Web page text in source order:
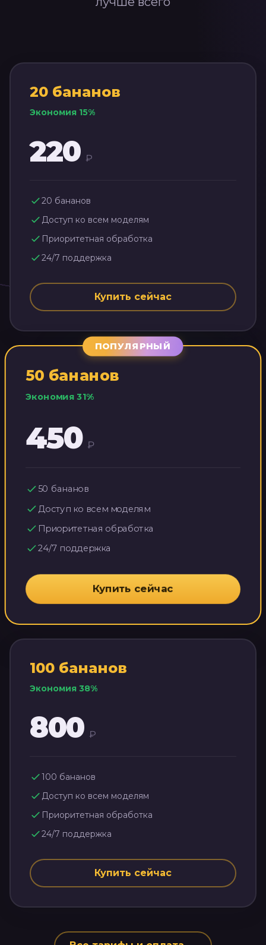
20 бананов
Экономия 15%
220 ₽
20 бананов
Доступ ко всем моделям
Приоритетная обработка
24/7 поддержка
Купить сейчас
ПОПУЛЯРНЫЙ
50 бананов
Экономия31%
450 ₽
50 бананов
Доступ ко всем моделям
Приоритетная обработка
24/7 поддержка
Купить сейчас
100 бананов
Экономия 38%
800 ₽
100 бананов
Доступ ко всем моделям
Приоритетная обработка
24/7 поддержка
Купить сейчас